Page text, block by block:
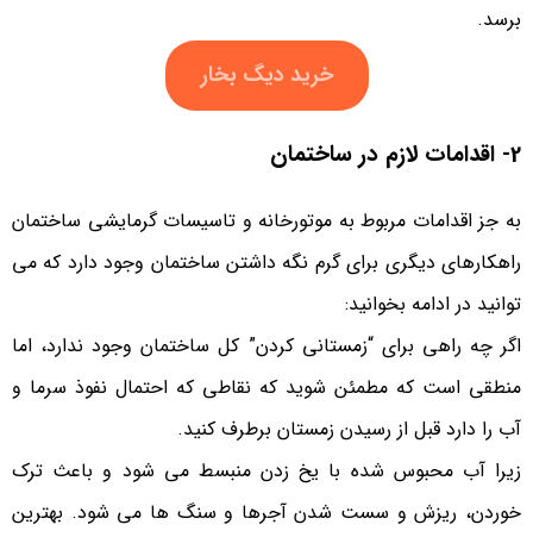
برسد.
خرید دیگ بخار
2- اقدامات لازم در ساختمان
به جز اقدامات مربوط به موتورخانه و تاسیسات گرمایشی ساختمان
راهکارهای دیگری برای گرم نگه داشتن ساختمان وجود دارد که می
توانید در ادامه بخوانید:
اگر چه راهی برای “زمستانی کردن” کل ساختمان وجود ندارد، اما
منطقی است که مطمئن شوید که نقاطی که احتمال نفوذ سرما و
آب را دارد قبل از رسیدن زمستان برطرف کنید.
زیرا آب محبوس شده با یخ زدن منبسط می شود و باعث ترک
خوردن، ریزش و سست شدن آجرها و سنگ ها می شود. بهترین